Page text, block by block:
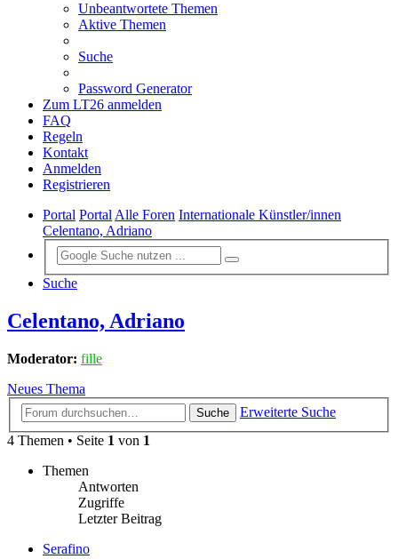
Unbeantwortete Themen
Aktive Themen
Suche
Password Generator
Zum LT26 anmelden
FAQ
Regeln
Kontakt
Anmelden
Registrieren
Portal PortalAlle Foren Internationale Künstler/innen
Celentano, Adriano
Suche
Celentano, Adriano
Moderator: fille
Neues Thema
Suche
Erweiterte Suche
4 Themen • Seite 1 von 1
Themen
Antworten
Zugriffe
Letzter Beitrag
Serafino